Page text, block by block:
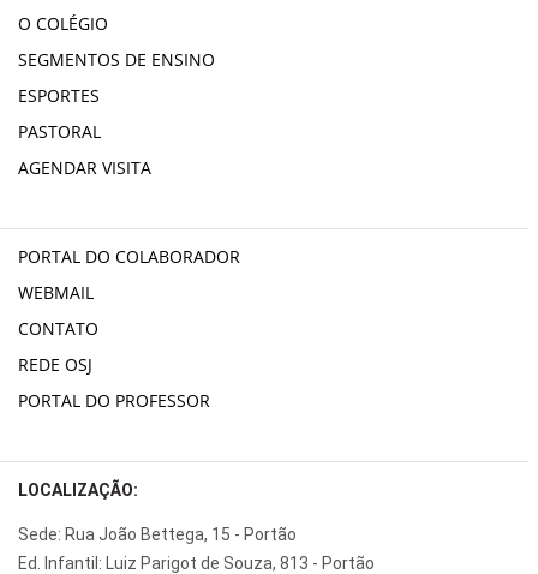
O COLÉGIO
SEGMENTOS DE ENSINO
ESPORTES
PASTORAL
AGENDAR VISITA
PORTAL DO COLABORADOR
WEBMAIL
CONTATO
REDE OSJ
PORTAL DO PROFESSOR
LOCALIZAÇÃO:
Sede: Rua João Bettega, 15 - Portão
Ed. Infantil: Luiz Parigot de Souza, 813 - Portão